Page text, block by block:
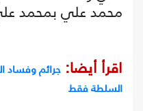
محمد علي بمحمد
اقرأ أيضا: جرائم وفساد
السلطة فقط